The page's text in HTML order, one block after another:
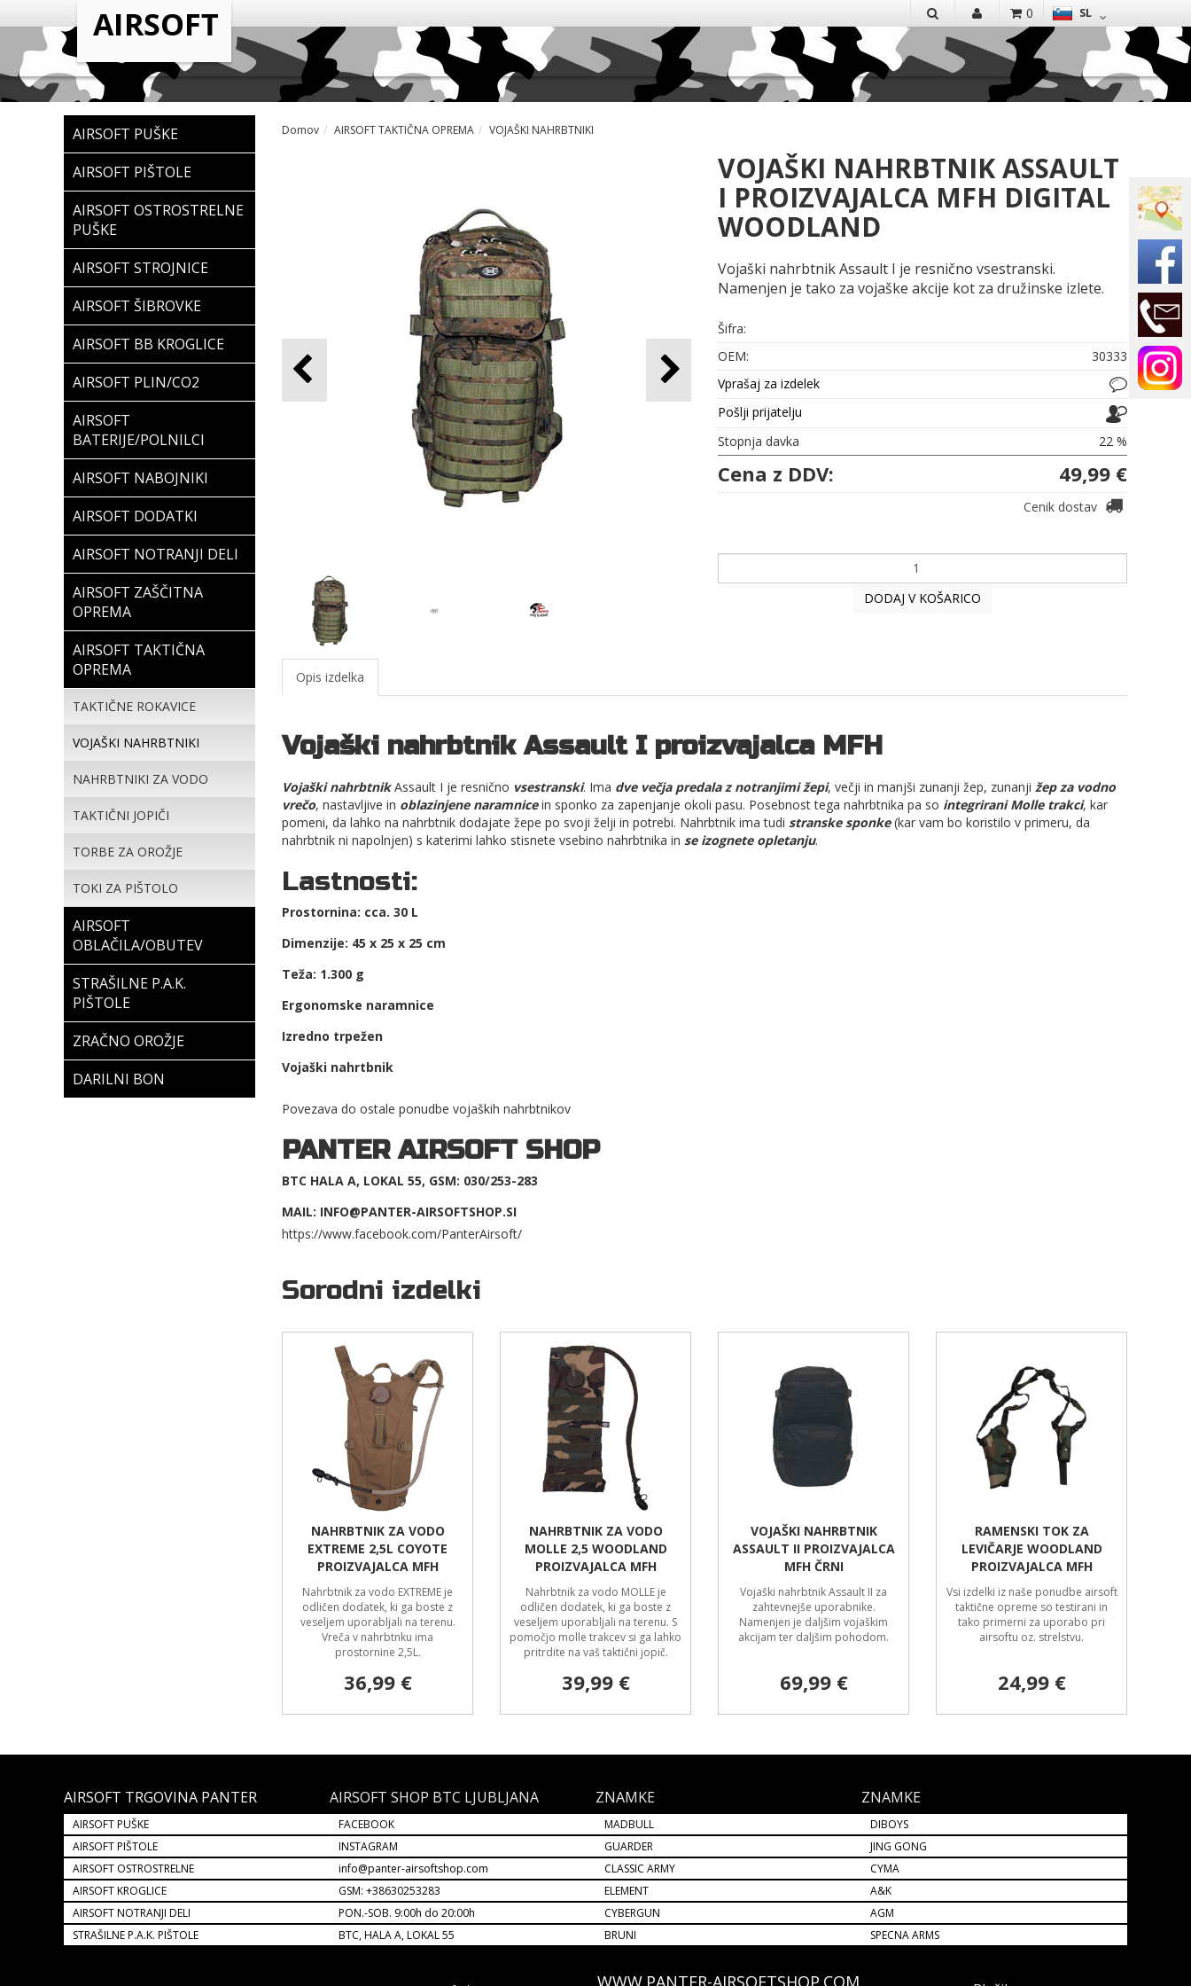
IŠČI
SL
0
AIRSOFT PUŠKE
AIRSOFT PIŠTOLE
AIRSOFT OSTROSTRELNE
PUŠKE
AIRSOFT STROJNICE
AIRSOFT ŠIBROVKE
AIRSOFT BB KROGLICE
AIRSOFT PLIN/CO2
AIRSOFT
BATERIJE/POLNILCI
AIRSOFT NABOJNIKI
AIRSOFT DODATKI
AIRSOFT NOTRANJI DELI
AIRSOFT ZAŠČITNA
OPREMA
AIRSOFT TAKTIČNA
OPREMA
TAKTIČNE ROKAVICE
VOJAŠKI NAHRBTNIKI
NAHRBTNIKI ZA VODO
TAKTIČNI JOPIČI
TORBE ZA OROŽJE
TOKI ZA PIŠTOLO
AIRSOFT
OBLAČILA/OBUTEV
STRAŠILNE P.A.K.
PIŠTOLE
ZRAČNO OROŽJE
DARILNI BON
Domov AIRSOFT TAKTIČNA OPREMA VOJAŠKI NAHRBTNIKI
VOJAŠKI NAHRBTNIK ASSAULT
I PROIZVAJALCA MFH DIGITAL
WOODLAND
Vojaški nahrbtnik Assault I je resnično vsestranski.
Namenjen je tako za vojaške akcije kot za družinske izlete.
Šifra:
OEM:
30333
Vprašaj za izdelek
Pošlji prijatelju
Stopnja davka
22 %
Cena z DDV: 49,99 €
Cenik dostav
DODAJ V KOŠARICO
Opis izdelka
Vojaški nahrbtnik Assault I proizvajalca MFH
Vojaški nahrbtnikAssault I je resnično vsestranski. Ima dve večja predala z notranjimi žepi, večji in manjši zunanji žep, zunanji žep za vodno
vrečo, nastavljive in oblazinjene naramnicein sponko za zapenjanje okoli pasu. Posebnost tega nahrbtnika pa so integrirani Molle trakci, kar
pomeni, da lahko na nahrbtnik dodajate žepe po svoji želji in potrebi. Nahrbtnik ima tudi stranske sponke(kar vam bo koristilo v primeru, da
nahrbtnik ni napolnjen) s katerimi lahko stisnete vsebino nahrbtnika in se izognete opletanju.
Lastnosti:
Prostornina: cca. 30 L
Dimenzije: 45 x 25 x 25 cm
Teža: 1.300 g
Ergonomske naramnice
Izredno trpežen
Vojaški nahrtbnik
Povezava do ostale ponudbe vojaških nahrbtnikov
PANTER AIRSOFT SHOP
BTC HALA A, LOKAL 55, GSM: 030/253-283
MAIL: INFO@PANTER-AIRSOFTSHOP.SI
https://www.facebook.com/PanterAirsoft/
Sorodni izdelki
NAHRBTNIK ZA VODO
EXTREME 2,5L COYOTE
PROIZVAJALCA MFH
Nahrbtnik za vodo EXTREME je
odličen dodatek, ki ga boste z
veseljem uporabljali na terenu.
Vreča v nahrbtnku ima
prostornine 2,5L.
36,99 €
NAHRBTNIK ZA VODO
MOLLE 2,5 WOODLAND
PROIZVAJALCA MFH
Nahrbtnik za vodo MOLLE je
odličen dodatek, ki ga boste z
veseljem uporabljali na terenu. S
pomočjo molle trakcev si ga lahko
pritrdite na vaš taktični jopič.
39,99 €
VOJAŠKI NAHRBTNIK
ASSAULT II PROIZVAJALCA
MFH ČRNI
Vojaški nahrbtnik Assault II za
zahtevnejše uporabnike.
Namenjen je daljšim vojaškim
akcijam ter daljšim pohodom.
69,99 €
RAMENSKI TOK ZA
LEVIČARJE WOODLAND
PROIZVAJALCA MFH
Vsi izdelki iz naše ponudbe airsoft
taktične opreme so testirani in
tako primerni za uporabo pri
airsoftu oz. strelstvu.
24,99 €
AIRSOFT TRGOVINA PANTER
AIRSOFT PUŠKE
AIRSOFT PIŠTOLE
AIRSOFT OSTROSTRELNE
AIRSOFT KROGLICE
AIRSOFT NOTRANJI DELI
STRAŠILNE P.A.K. PIŠTOLE
AIRSOFT SHOP BTC LJUBLJANA
FACEBOOK
INSTAGRAM
info@panter-airsoftshop.com
GSM: +38630253283
PON.-SOB. 9:00h do 20:00h
BTC, HALA A, LOKAL 55
ZNAMKE
MADBULL
GUARDER
CLASSIC ARMY
ELEMENT
CYBERGUN
BRUNI
ZNAMKE
DIBOYS
JING GONG
CYMA
A&K
AGM
SPECNA ARMS
WWW.PANTER-AIRSOFTSHOP.COM